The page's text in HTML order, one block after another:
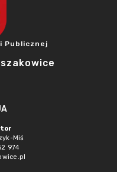
Publicznej
Miś
974